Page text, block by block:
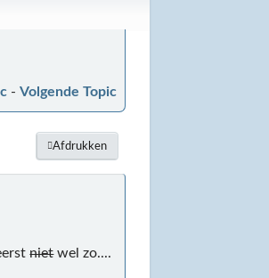
- Volgende Topic
Afdrukken
nietwel zo....